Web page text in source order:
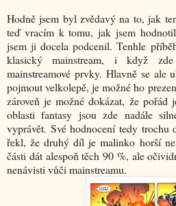
Hodně jsem byl zvědavý na to, jak
teď vracím k tomu, jak jsem hodnotil
jsem ji docela podcenil. Tenhle
klasický mainstream, i když zde
mainstreamové prvky. Hlavně se ale
pojmout velkolepě, je možné ho
zároveň je možné dokázat, že
oblasti fantasy jsou zde nadále
vyprávět. Své hodnocení tedy
řekl, že druhý díl je malinko horší
části dát alespoň těch 90 %, ale
nenávisti vůči mainstreamu.